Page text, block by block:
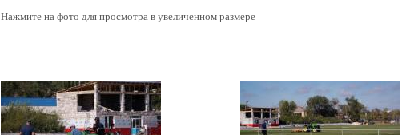
Нажмите на фото для просмотра в увеличенном размере